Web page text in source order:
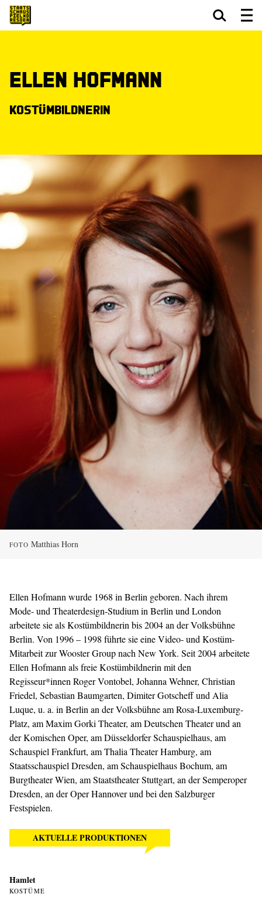
Ellen Hofmann
Kostümbildnerin
FOTO Matthias Horn
Ellen Hofmann wurde 1968 in Berlin geboren. Nach ihrem
Mode- und Theaterdesign-Studium in Berlin und London
arbeitete sie als Kostümbildnerin bis 2004 an der Volksbühne
Berlin. Von 1996 – 1998 führte sie eine Video- und Kostüm-
Mitarbeit zur Wooster Group nach New York. Seit 2004 arbeitete
Ellen Hofmann als freie Kostümbildnerin mit den
Regisseur*innen Roger Vontobel, Johanna Wehner, Christian
Friedel, Sebastian Baumgarten, Dimiter Gotscheff und Alia
Luque, u. a. in Berlin an der Volksbühne am Rosa-Luxemburg-
Platz, am Maxim Gorki Theater, am Deutschen Theater und an
der Komischen Oper, am Düsseldorfer Schauspielhaus, am
Schauspiel Frankfurt, am Thalia Theater Hamburg, am
Staatsschauspiel Dresden, am Schauspielhaus Bochum, am
Burgtheater Wien, am Staatstheater Stuttgart, an der Semperoper
Dresden, an der Oper Hannover und bei den Salzburger
Festspielen.
AKTUELLE PRODUKTIONEN
Hamlet
KOSTÜME